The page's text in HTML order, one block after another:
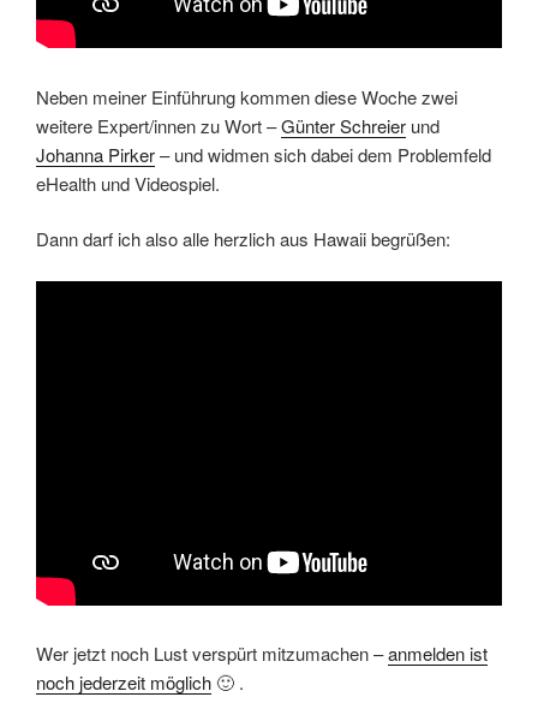
Neben meiner Einführung kommen diese Woche zwei
weitere Expert/innen zu Wort –Günter Schreier und
Johanna Pirker– und widmen sich dabei dem Problemfeld
eHealth und Videospiel.
Dann darf ich also alle herzlich aus Hawaii begrüßen:
Wer jetzt noch Lust verspürt mitzumachen –anmelden ist
noch jederzeit möglich 🙂 .